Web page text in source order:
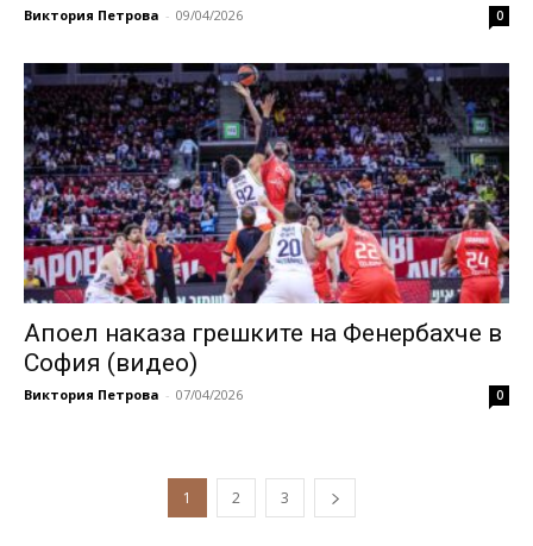
Виктория Петрова - 09/04/2026 0
Апоел наказа грешките на Фенербахче в
София (видео)
Виктория Петрова - 07/04/2026 0
1 2 3